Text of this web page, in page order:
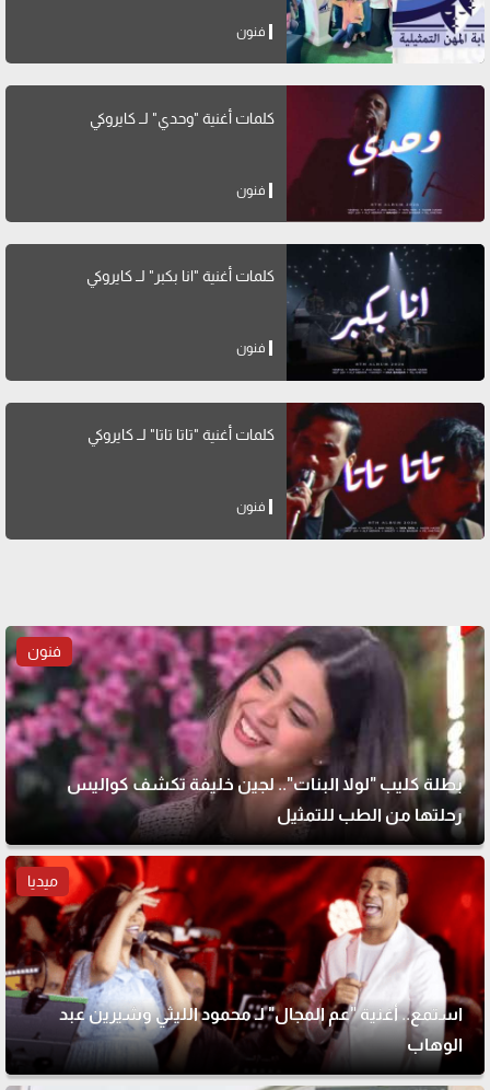
فنون
كلمات أغنية "وحدي" لــ كايروكي
فنون
كلمات أغنية "انا بكبر" لــ كايروكي
فنون
كلمات أغنية "تاتا تاتا" لــ كايروكي
فنون
فنون
بطلة كليب "لولا البنات".. لجين خليفة تكشف كواليس
رحلتها من الطب للتمثيل
ميديا
استمع.. أغنية "عم المجال" لـ محمود الليثي وشيرين عبد
الوهاب